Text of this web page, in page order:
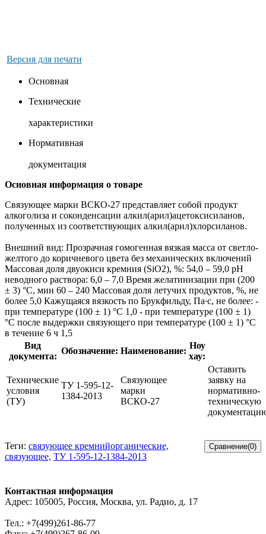
Версия для печати
Основная
Технические
характеристики
Нормативная
документация
Основная информация о товаре
Связующее марки ВСКО-27 представляет собой продукт
алкоголиза и соконденсации алкил(арил)ацетоксисиланов,
полученных из соответствующих алкил(арил)хлорсиланов.
Внешний вид: Прозрачная гомогенная вязкая масса от светло-
желтого до коричневого цвета без механических включений
Массовая доля двуокиси кремния (SiO2), %: 54,0 – 59,0 рН
неводного раствора: 6,0 – 7,0 Время желатинизации при (200
± 3) °С, мин 60 – 240 Массовая доля летучих продуктов, %, не
более 5,0 Кажущаяся вязкость по Брукфильду, Па∙с, не более: -
при температуре (100 ± 1) °С 1,0 - при температуре (100 ± 1)
°С после выдержки связующего при температуре (100 ± 1) °С
в течение 6 ч 1,5
Вид
документа:
Обозначение: Наименование:
Ноу
хау:
Технические
условия
(ТУ)
ТУ 1-595-12-
1384-2013
Связующее
марки
ВСКО-27
Оставить
заявку на
нормативно-
техническую
Теги: связующее кремнийорганические,
связующее, ТУ 1-595-12-1384-2013
Контактная информация
Адрес: 105005, Россия, Москва, ул. Радио, д. 17
Тел.: +7(499)261-86-77